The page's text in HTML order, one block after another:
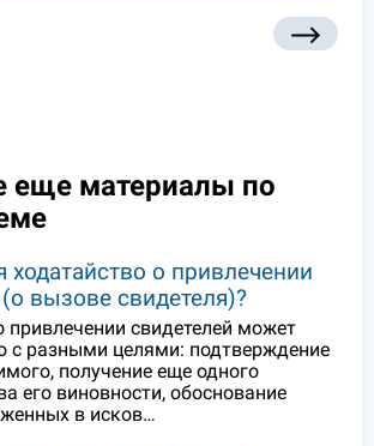
еще материалы по
ходатайство о привлечении
вызове свидетеля)?
привлечении свидетелей может
с разными целями: подтверждение
получение еще одного
его виновности, обоснование
в исков…